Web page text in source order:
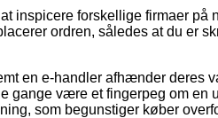
inspicere forskellige firmaer på
ordren, således at du er
en e-handler afhænder deres
gange være et fingerpeg om en
som begunstiger køber